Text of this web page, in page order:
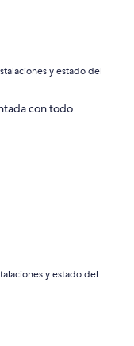
y estado del
con todo
y estado del